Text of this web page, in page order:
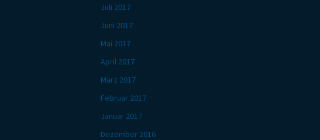
Juli 2017
Juni 2017
Mai 2017
April 2017
März 2017
Februar 2017
Januar 2017
Dezember 2016